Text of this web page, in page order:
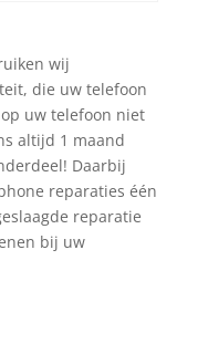
wij
die uw telefoon
uw telefoon niet
altijd 1 maand
Daarbij
reparaties één
reparatie
bij uw